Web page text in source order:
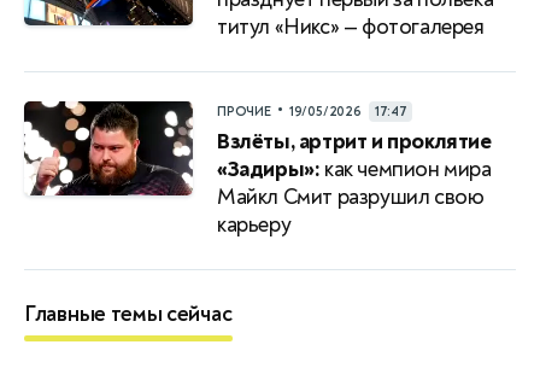
титул «Никс» — фотогалерея
ПРОЧИЕ • 19/05/2026 17:47
Взлёты, артрит и проклятие
«Задиры»: как чемпион мира
Майкл Смит разрушил свою
карьеру
Главные темы сейчас